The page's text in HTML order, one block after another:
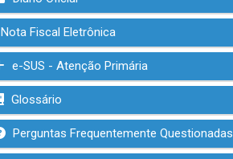
Nota Fiscal Eletrônica
e-SUS - Atenção Primária
Glossário
Perguntas Frequentemente Questionadas